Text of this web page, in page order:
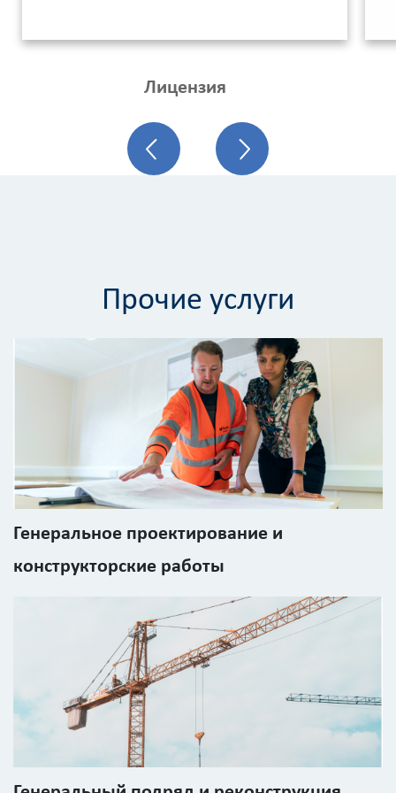
Лицензия
Прочие услуги
Генеральное проектирование и
конструкторские работы
стоимости
работ
Вид
работ
?
Площадь
здания
?
работ